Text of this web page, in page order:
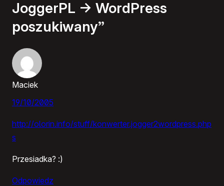
JoggerPL -> WordPress
poszukiwany”
Maciek
19/10/2005
http://olorin.info/stuff/konwerter.jogger2wordpress.php
s
Przesiadka? :)
Odpowiedz